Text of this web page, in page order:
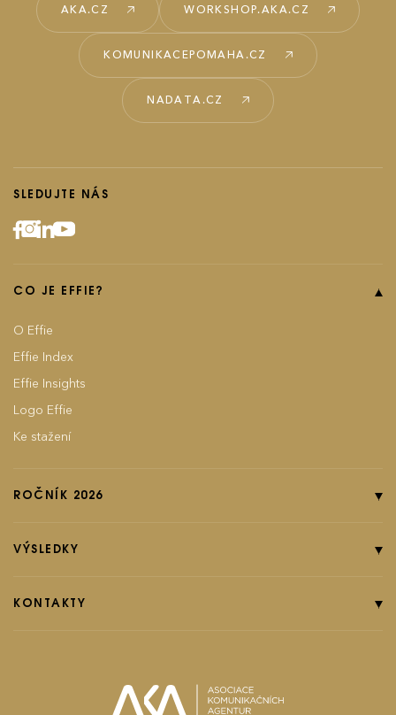
AKA.CZ WORKSHOP.AKA.CZ
KOMUNIKACEPOMAHA.CZ
NADATA.CZ
SLEDUJTE NÁS
CO JE EFFIE?
O Effie
Effie Index
Effie Insights
Logo Effie
Ke stažení
ROČNÍK 2026
Pravidla soutěže
Poplatky
VÝSLEDKY
Ročník 2024
KONTAKTY
effie@effie.cz